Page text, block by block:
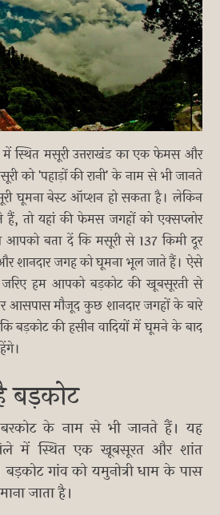
में स्थित मसूरी उत्तराखंड का एक फेमस और
को 'पहाड़ों की रानी' के नाम से भी जानते
घूमना बेस्ट ऑप्शन हो सकता है। लेकिन
तो यहां की फेमस जगहों को एक्सप्लोर
बता दें कि मसूरी से 137 किमी दूर
शानदार जगह को घूमना भूल जाते हैं। ऐसे
हम आपको बड़कोट की खूबसूरती से
आसपास मौजूद कुछ शानदार जगहों के बारे
बड़कोट की हसीन वादियों में घूमने के बाद
बड़कोट
के नाम से भी जानते हैं। यह
जिले में स्थित एक खूबसूरत और शांत
बड़कोट गांव को यमुनोत्री धाम के पास
जाता है।